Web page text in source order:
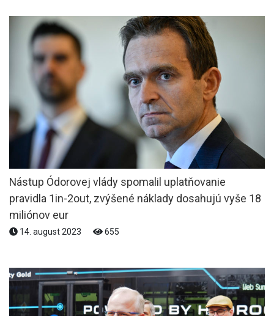
Nástup Ódorovej vlády spomalil uplatňovanie
pravidla 1in-2out, zvýšené náklady dosahujú vyše 18
miliónov eur
14. august 2023 655